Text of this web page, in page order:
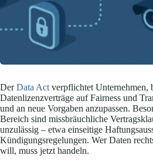
DerData Act verpflichtet Unternehmen,
Datenlizenzverträge auf Fairness und
und an neue Vorgaben anzupassen.
Bereich sind missbräuchliche
unzulässig – etwa einseitige
Kündigungsregelungen. Wer Daten
will, muss jetzt handeln.